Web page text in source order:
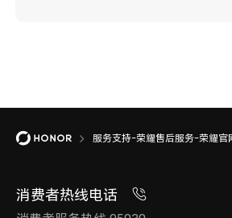
服务支持-荣耀售后服务-荣耀官
消费者热线电话